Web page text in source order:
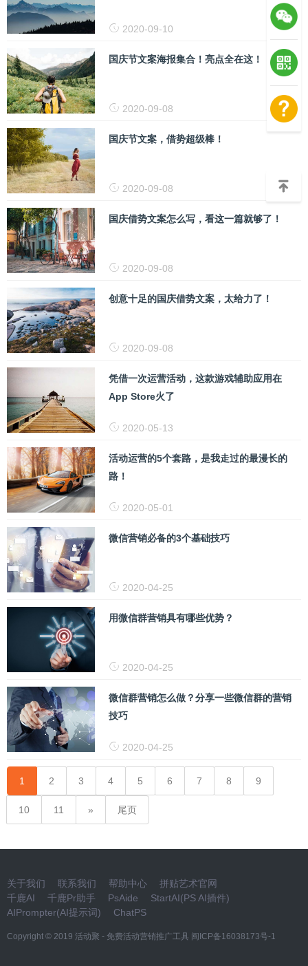
2020-09-10
国庆节文案海报集合！亮点全在这！
2020-09-08
国庆节文案，借势超级棒！
2020-09-08
国庆借势文案怎么写，看这一篇就够了！
2020-09-08
创意十足的国庆借势文案，太给力了！
2020-09-08
凭借一次运营活动，这款游戏辅助应用在
App Store火了
2020-05-13
活动运营的5个套路，是我走过的最漫长的
路！
2020-05-01
微信营销必备的3个基础技巧
2020-04-25
用微信群营销具有哪些优势？
2020-04-25
微信群营销怎么做？分享一些微信群的营销
技巧
2020-04-25
1 2 3 4 5 6 7 8 9
10 11 尾页
关于我们 联系我们 帮助中心
拼贴艺术官网
千鹿AI
千鹿Pr助手 PsAide
StartAI(PS AI插件)
AIPrompter(AI提示词)
ChatPS
Copyright © 2019 活动聚 - 免费活动营销推广工具 闽ICP备16038173号-1